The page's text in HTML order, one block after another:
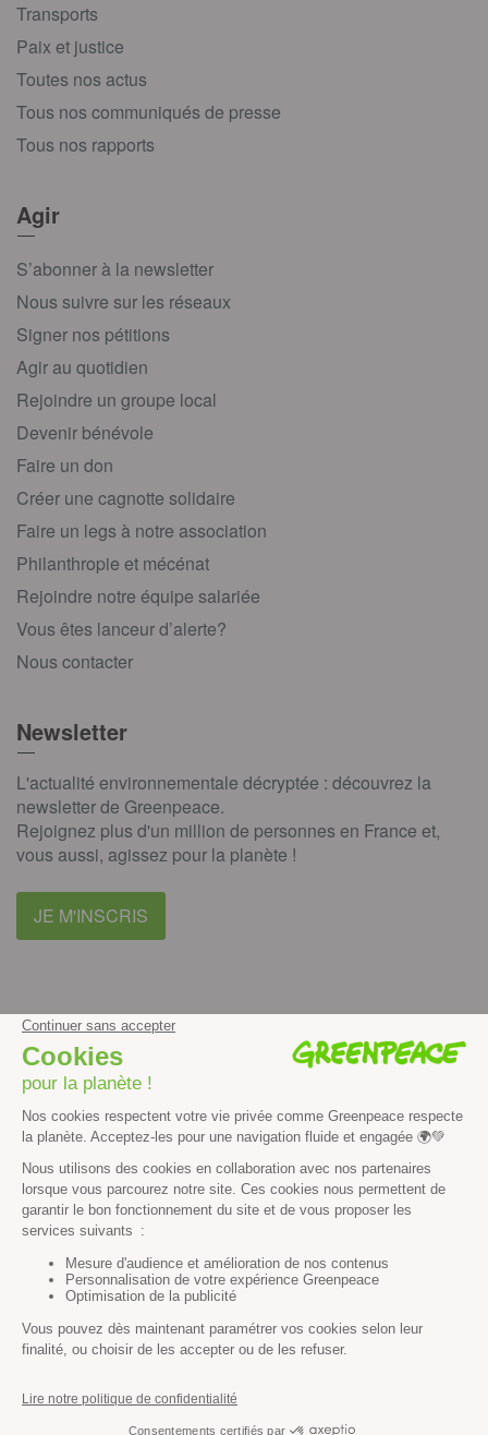
Transports
Paix et justice
Toutes nos actus
Tous nos communiqués de presse
Tous nos rapports
Agir
S’abonner à la newsletter
Nous suivre sur les réseaux
Signer nos pétitions
Agir au quotidien
Rejoindre un groupe local
Devenir bénévole
Faire un don
Créer une cagnotte solidaire
Faire un legs à notre association
Philanthropie et mécénat
Rejoindre notre équipe salariée
Vous êtes lanceur d’alerte?
Nous contacter
Newsletter
L'actualité environnementale décryptée : découvrez la
newsletter de Greenpeace.
Rejoignez plus d'un million de personnes en France et,
vous aussi, agissez pour la planète !
JE M'INSCRIS
instagramyoutube
Contenus et propriété intellectuelle
Mentions légales
Politique de confidentialité
Les autres sites de Greenpeace
dans le monde
Cliquez-ici pour modifier vos préférences en matière de cookies
Greenpeace
Tel : 01 80 96 96 96